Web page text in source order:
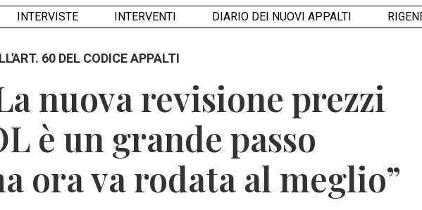
INTERVISTE INTERVENTI DIARIO DEI NUOVI APPALTI
60 DEL CODICE APPALTI
nuova revisione prezzi
è un grande passo
ora va rodata al meglio”